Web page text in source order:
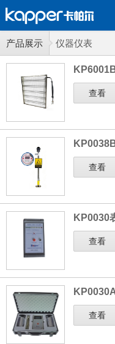
产品展示 仪器仪表
查看
查看
KP0030
查看
查看